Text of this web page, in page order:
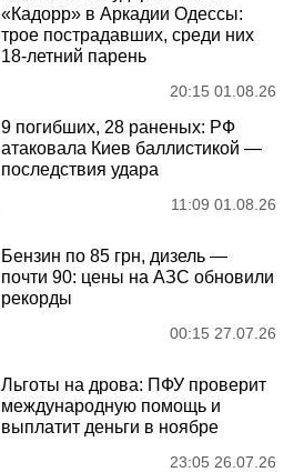
«Кадорр» в Аркадии Одессы:
трое пострадавших, среди них
18-летний парень
20:15 01.08.26
9 погибших, 28 раненых: РФ
атаковала Киев баллистикой —
последствия удара
11:09 01.08.26
Бензин по 85 грн, дизель —
почти 90: цены на АЗС обновили
рекорды
00:15 27.07.26
Льготы на дрова: ПФУ проверит
международную помощь и
выплатит деньги в ноябре
23:05 26.07.26